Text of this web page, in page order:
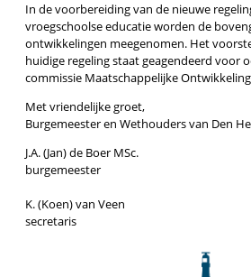
In de voorbereiding van de nieuwe
vroegschoolse educatie worden de
ontwikkelingen meegenomen. Het
huidige regeling staat geagendeerd voor
commissie Maatschappelijke
Met vriendelijke groet,
Burgemeester en Wethouders van Den
J.A. (Jan) de Boer MSc.
burgemeester
K. (Koen) van Veen
secretaris